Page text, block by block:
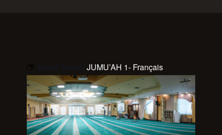
Event Series: JUMU’AH 1- Français